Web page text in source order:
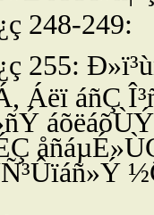
248-249:
255:
Áëï áñÇ